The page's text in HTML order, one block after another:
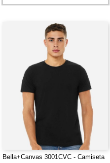
Bella+Canvas 3001CVC - Camiseta